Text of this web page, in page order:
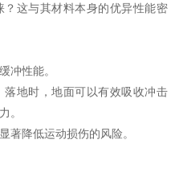
这与其材料本身的优异性能密
冲性能。
地时，地面可以有效吸收冲击
。
著降低运动损伤的风险。